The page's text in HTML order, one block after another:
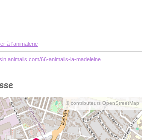
à l'animalerie
66-animalis-la-madeleine
© contributeurs OpenStreetMap